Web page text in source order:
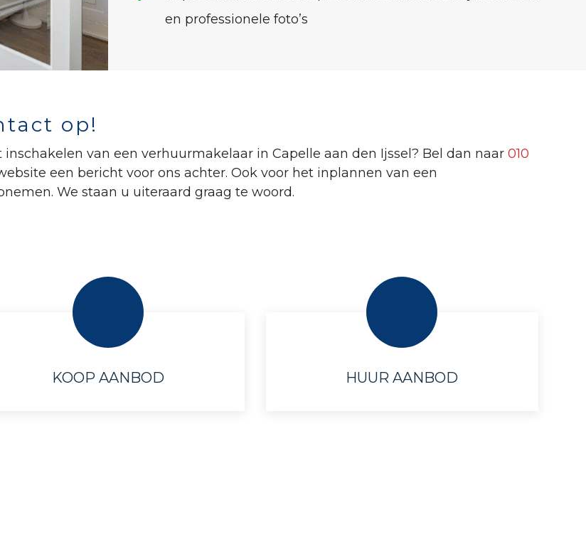
en professionele foto’s
op!
van een verhuurmakelaar in Capelle aan den Ijssel? Bel dan naar 010
een bericht voor ons achter. Ook voor het inplannen van een
We staan u uiteraard graag te woord.
KOOP AANBOD HUUR AANBOD